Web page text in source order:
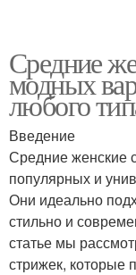
Средние
модных
любого
Введение
Средние женские
популярных и
Они идеально
стильно и
статье мы
стрижек, которые